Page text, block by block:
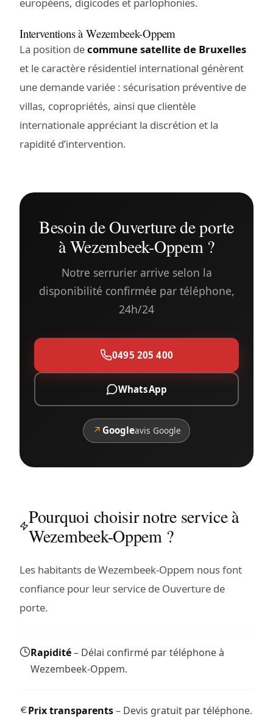
Interventions à Wezembeek-Oppem
La position decommune satellite de Bruxelles
et le caractère résidentiel international génèrent
une demande variée : sécurisation préventive de
villas, copropriétés, ainsi que clientèle
internationale appréciant la discrétion et la
rapidité d’intervention.
Besoin de Ouverture de porte
à Wezembeek-Oppem ?
Notre serrurier arrive selon la
disponibilité confirmée par téléphone,
24h/24
0495 205 400
WhatsApp
↗ Googleavis Google
Pourquoi choisir notre service à
Wezembeek-Oppem ?
Les habitants de Wezembeek-Oppem nous font
confiance pour leur service de Ouverture de
porte.
Rapidité– Délai confirmé par téléphone à
Wezembeek-Oppem.
Prix transparents– Devis gratuit par téléphone.